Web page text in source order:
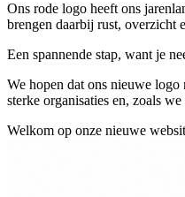
Ons rode logo heeft ons
brengen daarbij rust, overzicht
Een spannende stap, want je
We hopen dat ons nieuwe
sterke organisaties en, zoals
Welkom op onze nieuwe